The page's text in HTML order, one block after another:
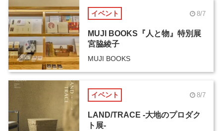
イベント 8/7
MUJI BOOKS『人と物』特別展
宮脇綾子
MUJI BOOKS
イベント 8/7
LAND/TRACE -大地のプロダク
ト展-